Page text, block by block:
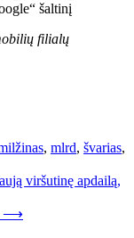
filialų
, mlrd, švarias,
viršutinę apdailą,
⟶